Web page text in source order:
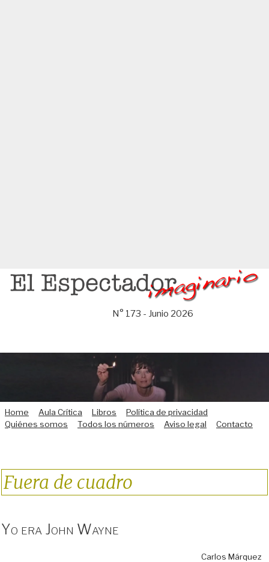
Saltar
N° 173 - Junio 2026
Home Aula Crítica Libros
Política de privacidad
Quiénes somos
Todos los números Aviso legal Contacto
Fuera de cuadro
Yo era John Wayne
Carlos Márquez